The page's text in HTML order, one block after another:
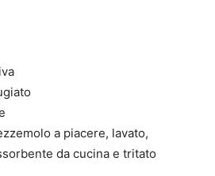
a piacere, lavato,
da cucina e tritato